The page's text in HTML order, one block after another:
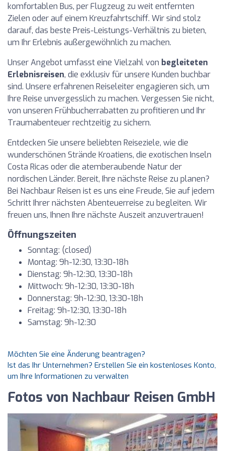
komfortablen Bus, per Flugzeug zu weit entfernten
Zielen oder auf einem Kreuzfahrtschiff. Wir sind stolz
darauf, das beste Preis-Leistungs-Verhältnis zu bieten,
um Ihr Erlebnis außergewöhnlich zu machen.
Unser Angebot umfasst eine Vielzahl von begleiteten
Erlebnisreisen, die exklusiv für unsere Kunden buchbar
sind. Unsere erfahrenen Reiseleiter engagieren sich, um
Ihre Reise unvergesslich zu machen. Vergessen Sie nicht,
von unseren Frühbucherrabatten zu profitieren und Ihr
Traumabenteuer rechtzeitig zu sichern.
Entdecken Sie unsere beliebten Reiseziele, wie die
wunderschönen Strände Kroatiens, die exotischen Inseln
Costa Ricas oder die atemberaubende Natur der
nordischen Länder. Bereit, Ihre nächste Reise zu planen?
Bei Nachbaur Reisen ist es uns eine Freude, Sie auf jedem
Schritt Ihrer nächsten Abenteuerreise zu begleiten. Wir
freuen uns, Ihnen Ihre nächste Auszeit anzuvertrauen!
Öffnungszeiten
Sonntag: (closed)
Montag: 9h-12:30, 13:30-18h
Dienstag: 9h-12:30, 13:30-18h
Mittwoch: 9h-12:30, 13:30-18h
Donnerstag: 9h-12:30, 13:30-18h
Freitag: 9h-12:30, 13:30-18h
Samstag: 9h-12:30
Möchten Sie eine Änderung beantragen?
Ist das Ihr Unternehmen? Erstellen Sie ein kostenloses Konto,
um Ihre Informationen zu verwalten
Fotos von Nachbaur Reisen GmbH